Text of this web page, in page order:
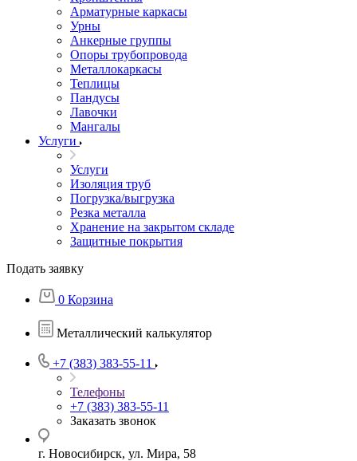
Арматурные каркасы
Урны
Анкерные группы
Опоры трубопровода
Металлокаркасы
Теплицы
Пандусы
Лавочки
Мангалы
Услуги
Услуги
Изоляция труб
Погрузка/выгрузка
Резка металла
Хранение на закрытом складе
Защитные покрытия
Подать заявку
0 Корзина
Металлический калькулятор
+7 (383) 383-55-11
Телефоны
+7 (383) 383-55-11
Заказать звонок
г. Новосибирск, ул. Мира, 58